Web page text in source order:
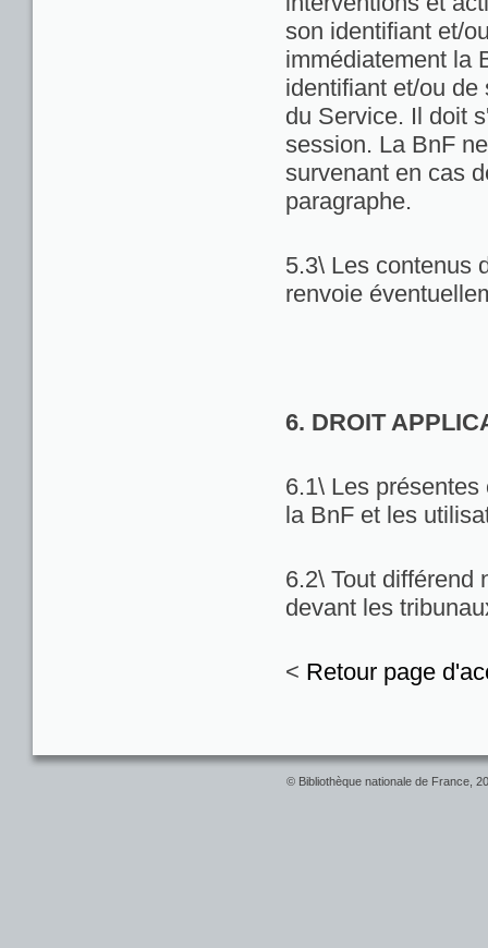
son identifiant et/
immédiatement la
identifiant et/ou
du Service. Il doit
session. La BnF
survenant en cas
paragraphe.
5.3\ Les contenus
renvoie
6. DROIT
6.1\ Les
la BnF et les
6.2\ Tout différend
devant les
< Retour page
© Bibliothèque nationale de France,